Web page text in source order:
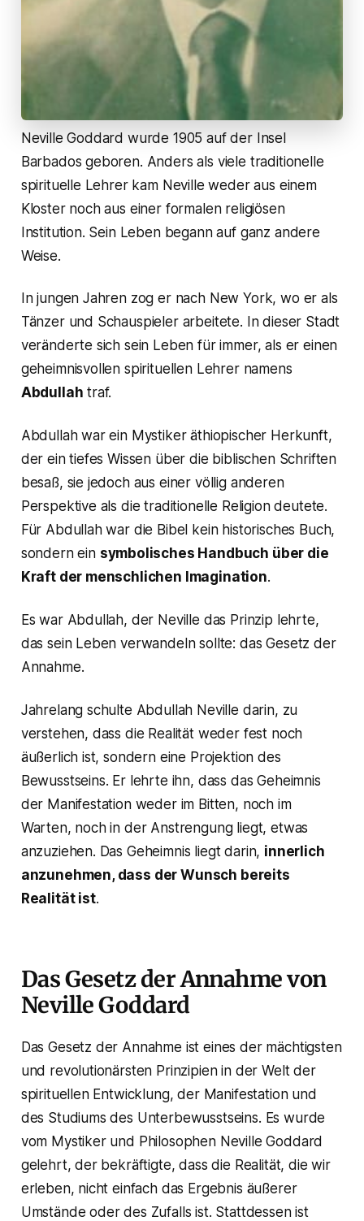
Neville Goddard wurde 1905 auf der Insel
Barbados geboren. Anders als viele traditionelle
spirituelle Lehrer kam Neville weder aus einem
Kloster noch aus einer formalen religiösen
Institution. Sein Leben begann auf ganz andere
Weise.
In jungen Jahren zog er nach New York, wo er als
Tänzer und Schauspieler arbeitete. In dieser Stadt
veränderte sich sein Leben für immer, als er einen
geheimnisvollen spirituellen Lehrer namens
Abdullah traf.
Abdullah war ein Mystiker äthiopischer Herkunft,
der ein tiefes Wissen über die biblischen Schriften
besaß, sie jedoch aus einer völlig anderen
Perspektive als die traditionelle Religion deutete.
Für Abdullah war die Bibel kein historisches Buch,
sondern ein symbolisches Handbuch über die
Kraft der menschlichen Imagination.
Es war Abdullah, der Neville das Prinzip lehrte,
das sein Leben verwandeln sollte: das Gesetz der
Annahme.
Jahrelang schulte Abdullah Neville darin, zu
verstehen, dass die Realität weder fest noch
äußerlich ist, sondern eine Projektion des
Bewusstseins. Er lehrte ihn, dass das Geheimnis
der Manifestation weder im Bitten, noch im
Warten, noch in der Anstrengung liegt, etwas
anzuziehen. Das Geheimnis liegt darin, innerlich
anzunehmen, dass der Wunsch bereits
Realität ist.
Das Gesetz der Annahme von
Neville Goddard
Das Gesetz der Annahme ist eines der mächtigsten
und revolutionärsten Prinzipien in der Welt der
spirituellen Entwicklung, der Manifestation und
des Studiums des Unterbewusstseins. Es wurde
vom Mystiker und Philosophen Neville Goddard
gelehrt, der bekräftigte, dass die Realität, die wir
erleben, nicht einfach das Ergebnis äußerer
Umstände oder des Zufalls ist. Stattdessen ist